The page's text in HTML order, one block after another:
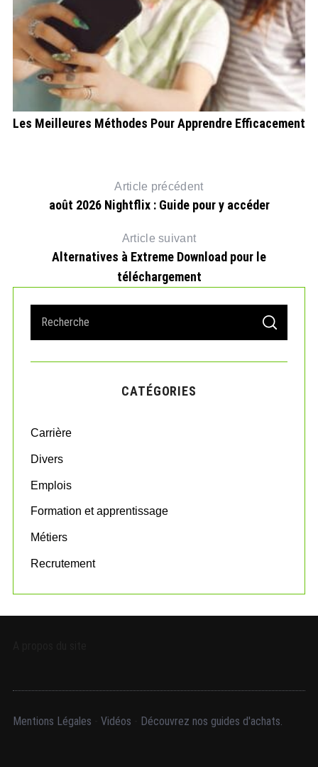
Les Meilleures Méthodes Pour Apprendre Efficacement
Article précédent
août 2026 Nightflix : Guide pour y accéder
Article suivant
Alternatives à Extreme Download pour le
téléchargement
a
r
o
:
S
A
C
CATÉGORIES
Carrière
Divers
Emplois
Formation et apprentissage
Métiers
Recrutement
Mentions Légales Vidéos Découvrez nos guides d'achats.